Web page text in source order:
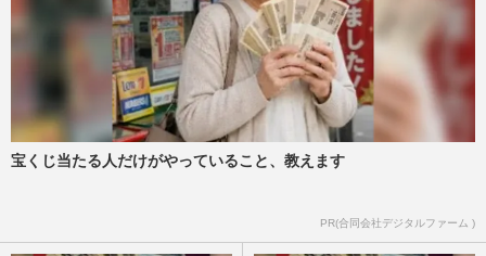
宝くじ当たる人だけがやっていること、教えます
PR(合同会社デジタルファーム )